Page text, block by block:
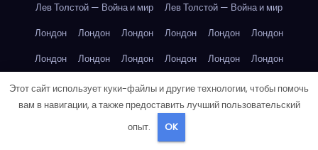
Лев Толстой — Война и мир
Лев Толстой — Война и мир
Лондон
Лондон Лондон Лондон Лондон
Лондон
Лондон
Лондон Лондон Лондон Лондон
Лондон
Лондон
Лондон Лондон Лондон Лондон
Лондон
Лондон
Лондон Лондон Лондон
Лос-Анджелес
Этот сайт использует куки-файлы и другие технологии, чтобы помочь
вам в навигации, а также предоставить лучший пользовательский
опыт.
OK